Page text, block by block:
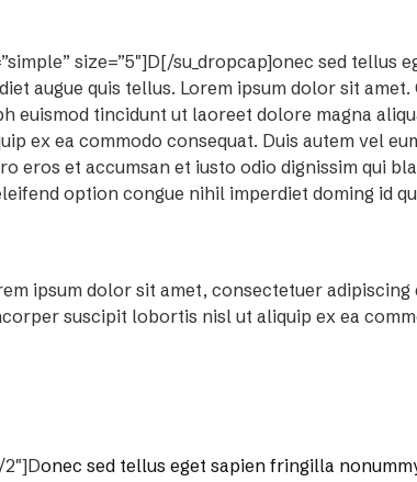
size=”5″]D[/su_dropcap]onec sed
augue quis tellus. Lorem ipsum dolor sit
euismod tincidunt ut laoreet dolore magna
ex ea commodo consequat. Duis autem vel
eros et accumsan et iusto odio dignissim qui
option congue nihil imperdiet doming id
ipsum dolor sit amet, consectetuer
suscipit lobortis nisl ut aliquip ex ea
onec sed tellus eget sapien fringilla